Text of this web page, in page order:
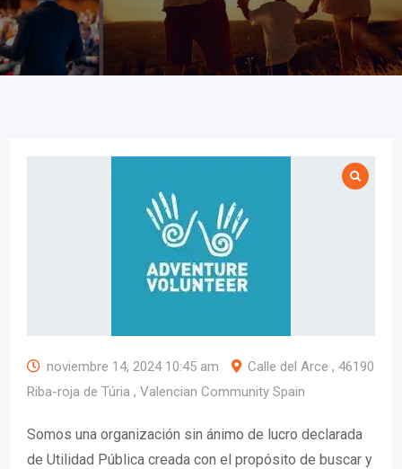
noviembre 14, 2024 10:45 am
Calle del Arce , 46190
Riba-roja de Túria , Valencian Community Spain
Somos una organización sin ánimo de lucro declarada
de Utilidad Pública creada con el propósito de buscar y